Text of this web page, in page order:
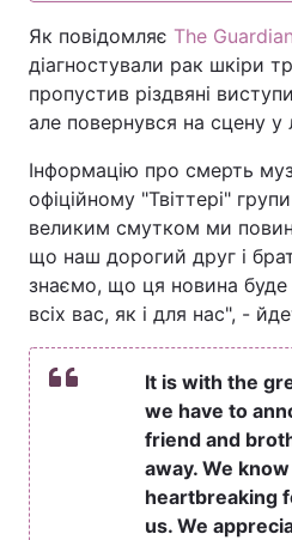
Як повідомляє The Guardian
діагностували рак шкіри
пропустив різдвяні
але повернувся на сцену у
Інформацію про смерть
офіційному "Твіттері"
великим смутком ми
що наш дорогий друг і
знаємо, що ця новина
всіх вас, як і для нас", -
It is with the
we have to
friend and
away. We
heartbreaking
us. We